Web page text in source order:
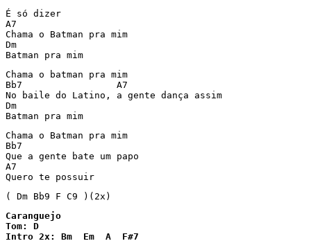
É só dizer
A7
Chama o Batman pra mim
Dm
Batman pra mim
Chama o batman pra mim
Bb7                 A7
No baile do Latino, a gente dança assim
Dm
Batman pra mim
Chama o Batman pra mim
Bb7
Que a gente bate um papo
A7
Quero te possuir
Caranguejo
Tom: D
Intro 2x: Bm  Em  A  F#7